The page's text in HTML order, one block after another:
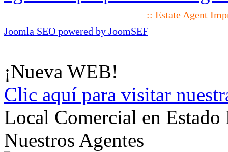
:: Estate Agent
Joomla SEO powered by JoomSEF
¡Nueva WEB!
Clic aquí para visitar
Local Comercial en Estado
Nuestros Agentes